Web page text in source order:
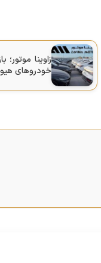
زاوینا موتور؛
خودروهای